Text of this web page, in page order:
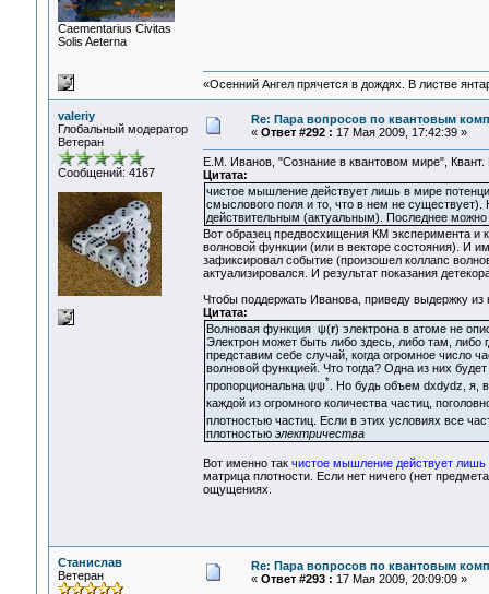
Сaementarius Civitas
Solis Aeterna
«Осенний Ангел прячется в дождях. В листве
valeriy
Глобальный модератор
Ветеран
Сообщений: 4167
Re: Пара вопросов по квантовым
« Ответ #292 : 17 Мая 2009, 17:42:39 »
Е.М. Иванов, "Сознание в квантовом мире", Квант.
Цитата:
чистое мышление действует лишь в мире
смыслового поля и то, что в нем не
действительным (актуальным). Последнее можно
Вот образец предвосхищения КМ эксперимента и
волновой функции (или в векторе состояния). И
зафиксировал событие (произошел коллапс
актуализировался. И результат показания
Чтобы поддержать Иванова, приведу выдержку из
Цитата:
Волновая функция ψ(r) электрона в атоме не
Электрон может быть либо здесь, либо там, либо
представим себе случай, когда огромное число
волновой функцией. Что тогда? Одна из них
пропорциональна ψψ* . Но будь объем dxdydz, я,
каждой из огромного количества частиц,
плотностью частиц. Если в этих условиях все
плотностью электричества
Вот именно так чистое мышление действует лишь
матрица плотности. Если нет ничего (нет
ощущениях.
Станислав
Ветеран
Re: Пара вопросов по квантовым
« Ответ #293 : 17 Мая 2009, 20:09:09 »